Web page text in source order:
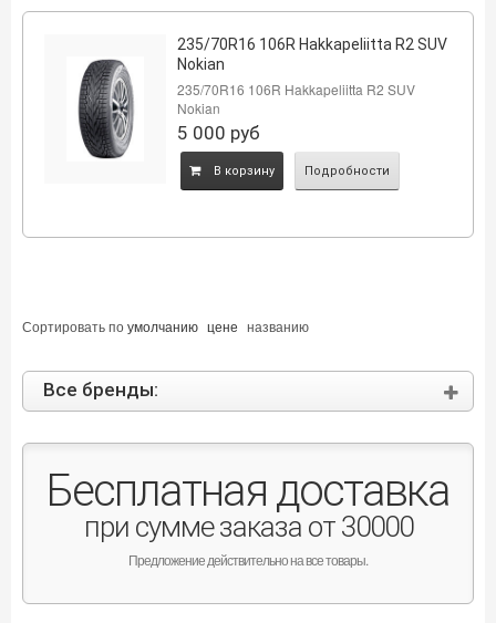
235/70R16 106R Hakkapeliitta R2 SUV
Nokian
235/70R16 106R Hakkapeliitta R2 SUV
Nokian
5 000 руб
B корзину Подробности
Сортировать поумолчанию цене названию
Все бренды:
Бесплатная доставка
при сумме заказа от 30000
Предложение действительно на все товары.